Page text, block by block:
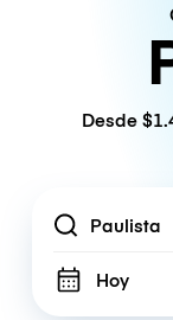
Desde
Location
Hoy